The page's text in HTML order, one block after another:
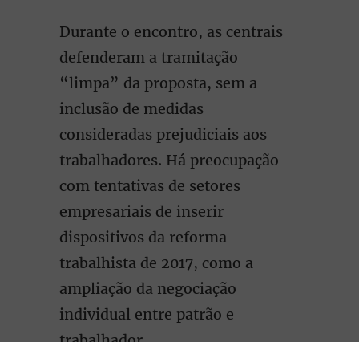
Durante o encontro, as centrais
defenderam a tramitação
“limpa” da proposta, sem a
inclusão de medidas
consideradas prejudiciais aos
trabalhadores. Há preocupação
com tentativas de setores
empresariais de inserir
dispositivos da reforma
trabalhista de 2017, como a
ampliação da negociação
individual entre patrão e